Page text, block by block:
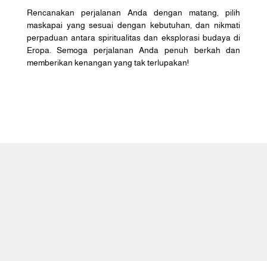
Rencanakan perjalanan Anda dengan matang, pilih
maskapai yang sesuai dengan kebutuhan, dan nikmati
perpaduan antara spiritualitas dan eksplorasi budaya di
Eropa. Semoga perjalanan Anda penuh berkah dan
memberikan kenangan yang tak terlupakan!